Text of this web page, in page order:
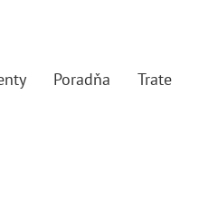
Poradňa Trate